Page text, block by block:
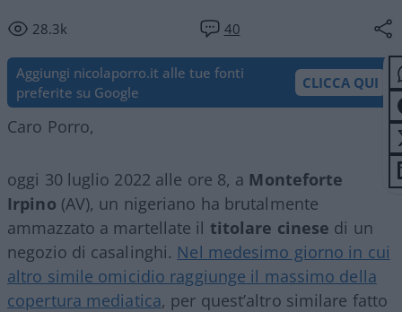
28.3k 40
Aggiungi nicolaporro.it alle tue fonti
preferite su Google
CLICCA QUI
Caro Porro,
oggi 30 luglio 2022 alle ore 8, a Monteforte
Irpino (AV), un nigeriano ha brutalmente
ammazzato a martellate il titolare cinese di un
negozio di casalinghi. Nel medesimo giorno in cui
altro simile omicidio raggiunge il massimo della
copertura mediatica, per quest’altro similare fatto